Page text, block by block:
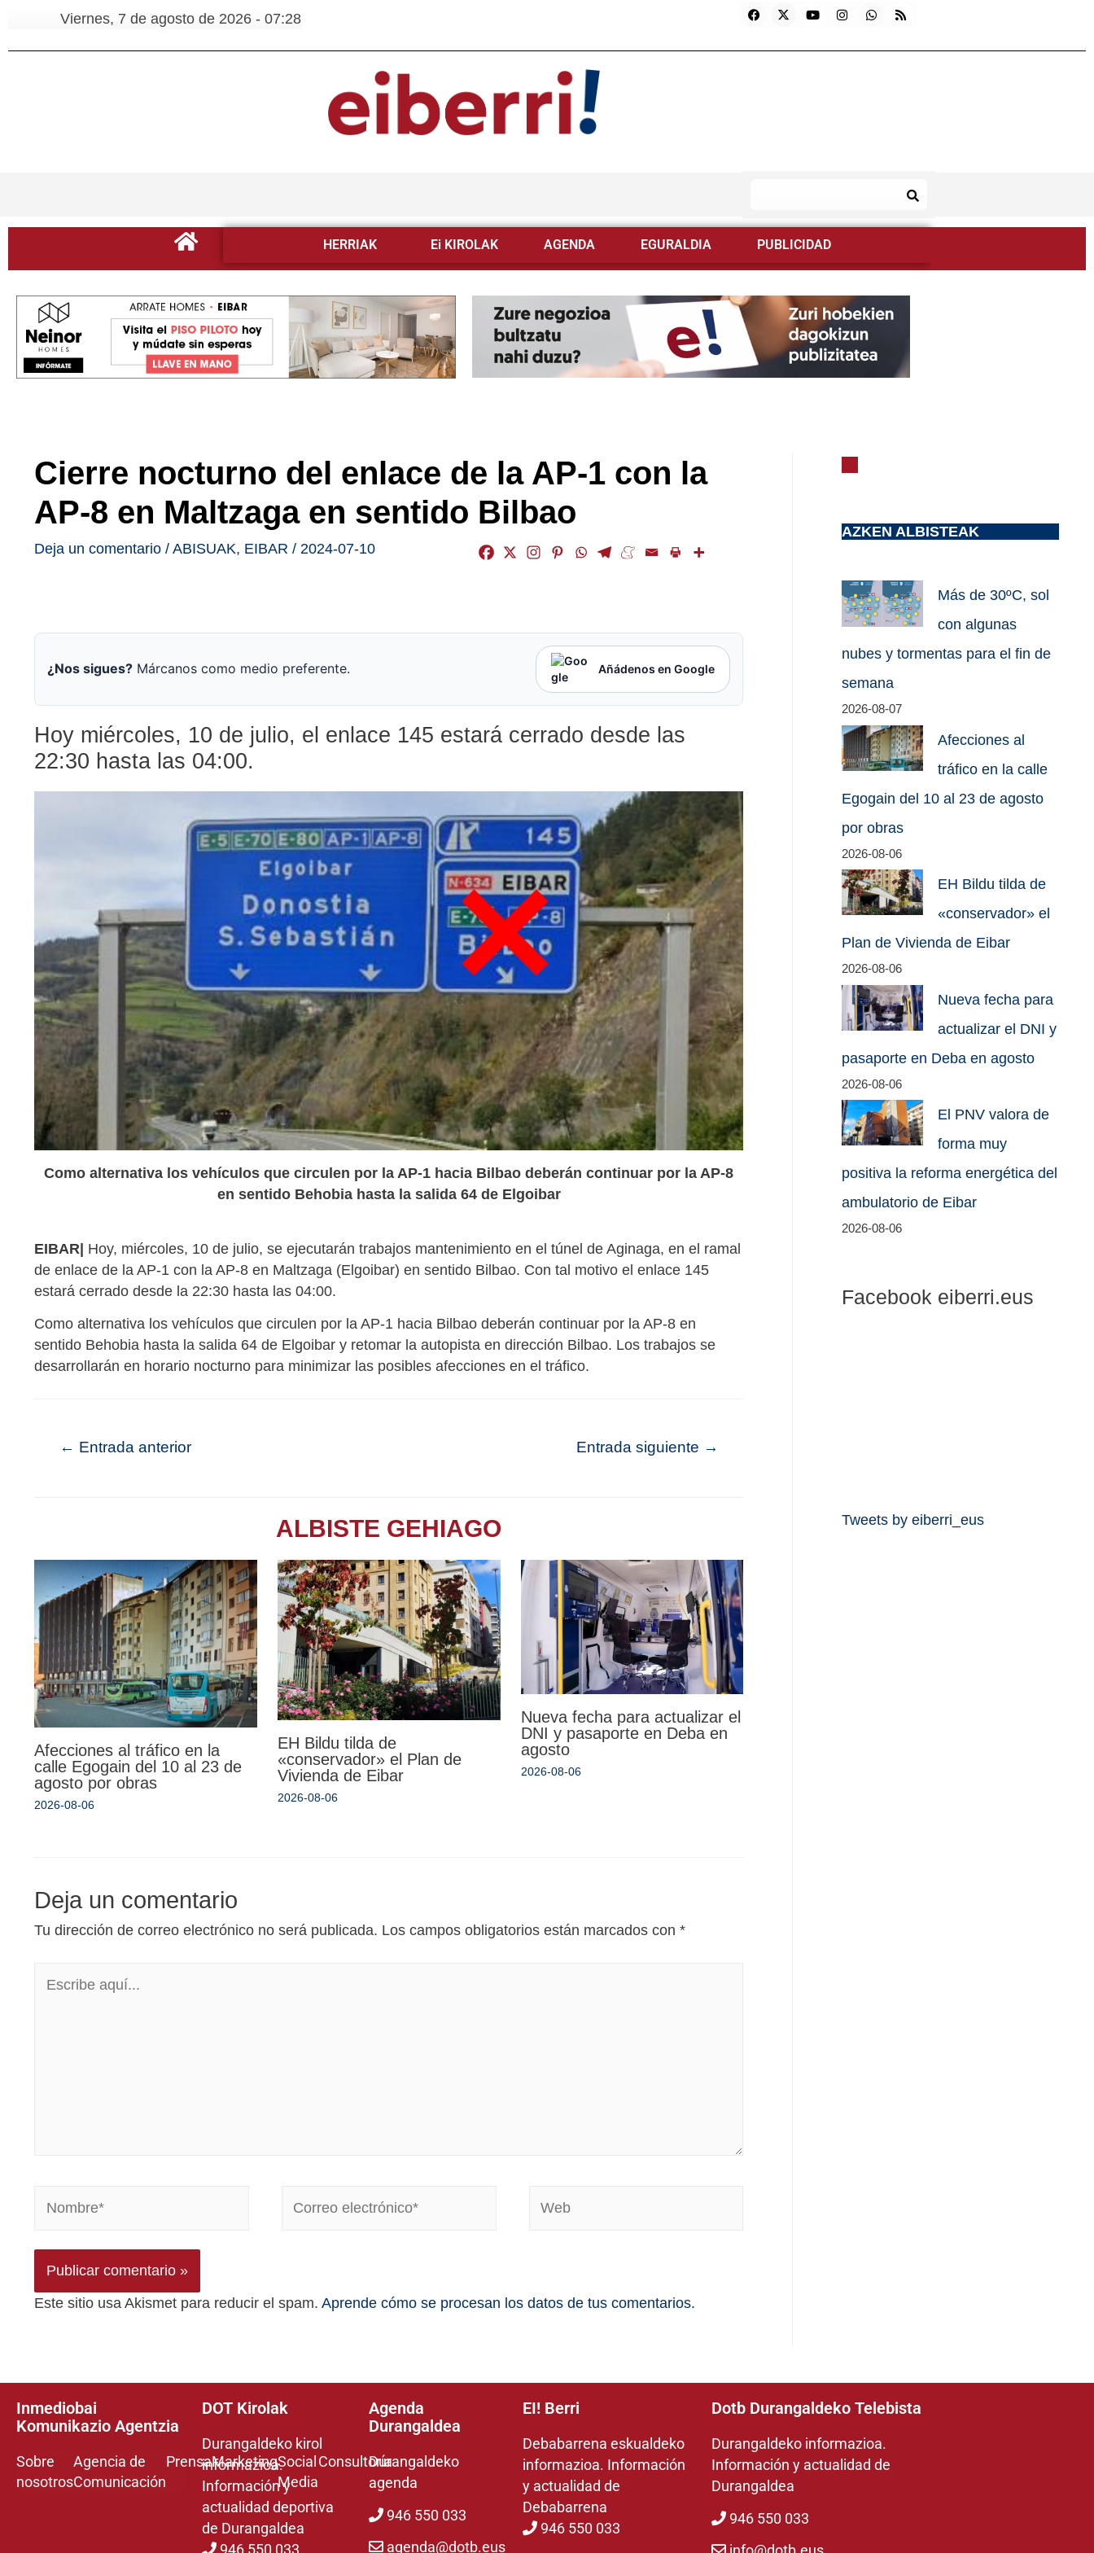
Viernes, 7 de agosto de 2026 - 07:28
HERRIAK Ei KIROLAK AGENDA EGURALDIA PUBLICIDAD
Cierre nocturno del enlace de la AP-1 con la
AP-8 en Maltzaga en sentido Bilbao
Deja un comentario / ABISUAK, EIBAR / 2024-07-10
¿Nos sigues? Márcanos como medio preferente. Añádenos en Google
Hoy miércoles, 10 de julio, el enlace 145 estará cerrado desde las
22:30 hasta las 04:00.
Como alternativa los vehículos que circulen por la AP-1 hacia Bilbao deberán continuar por la AP-8
en sentido Behobia hasta la salida 64 de Elgoibar
EIBAR| Hoy, miércoles, 10 de julio, se ejecutarán trabajos mantenimiento en el túnel de Aginaga, en el ramal
de enlace de la AP-1 con la AP-8 en Maltzaga (Elgoibar) en sentido Bilbao. Con tal motivo el enlace 145
estará cerrado desde la 22:30 hasta las 04:00.
Como alternativa los vehículos que circulen por la AP-1 hacia Bilbao deberán continuar por la AP-8 en
sentido Behobia hasta la salida 64 de Elgoibar y retomar la autopista en dirección Bilbao. Los trabajos se
desarrollarán en horario nocturno para minimizar las posibles afecciones en el tráfico.
← Entrada anterior Entrada siguiente →
ALBISTE GEHIAGO
Afecciones al tráfico en la
calle Egogain del 10 al 23 de
agosto por obras
2026-08-06
EH Bildu tilda de
«conservador» el Plan de
Vivienda de Eibar
2026-08-06
Nueva fecha para actualizar el
DNI y pasaporte en Deba en
agosto
2026-08-06
Deja un comentario
Tu dirección de correo electrónico no será publicada. Los campos obligatorios están marcados con *
Este sitio usa Akismet para reducir el spam. Aprende cómo se procesan los datos de tus comentarios.
AZKEN ALBISTEAK
Más de 30ºC, sol
con algunas
nubes y tormentas para el fin de
semana
2026-08-07
Afecciones al
tráfico en la calle
Egogain del 10 al 23 de agosto
por obras
2026-08-06
EH Bildu tilda de
«conservador» el
Plan de Vivienda de Eibar
2026-08-06
Nueva fecha para
actualizar el DNI y
pasaporte en Deba en agosto
2026-08-06
El PNV valora de
forma muy
positiva la reforma energética del
ambulatorio de Eibar
2026-08-06
Facebook eiberri.eus
Tweets by eiberri_eus
Inmediobai
Komunikazio Agentzia
Sobre
nosotros
Agencia de
Comunicación
PrensaMarketingSocial
Media
Consultoría
DOT Kirolak
Durangaldeko kirol
informazioa.
Información y
actualidad deportiva
de Durangaldea
Agenda
Durangaldea
Durangaldeko
agenda
946 550 033
agenda@dotb.eus
EI! Berri
Debabarrena eskualdeko
informazioa. Información
y actualidad de
Debabarrena
946 550 033
Dotb Durangaldeko Telebista
Durangaldeko informazioa.
Información y actualidad de
Durangaldea
946 550 033